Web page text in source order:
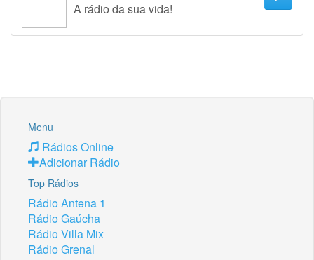
A rádio da sua vida!
Menu
Rádios Online
Adicionar Rádio
Top Rádios
Rádio Antena 1
Rádio Gaúcha
Rádio Villa Mix
Rádio Grenal